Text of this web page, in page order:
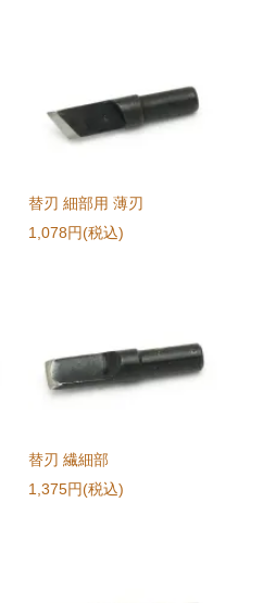
替刃 細部用 薄刃
1,078円(税込)
替刃 繊細部
1,375円(税込)